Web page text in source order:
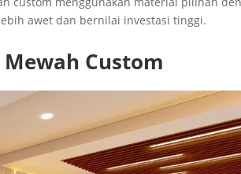
awet dan bernilai investasi tinggi.
Custom